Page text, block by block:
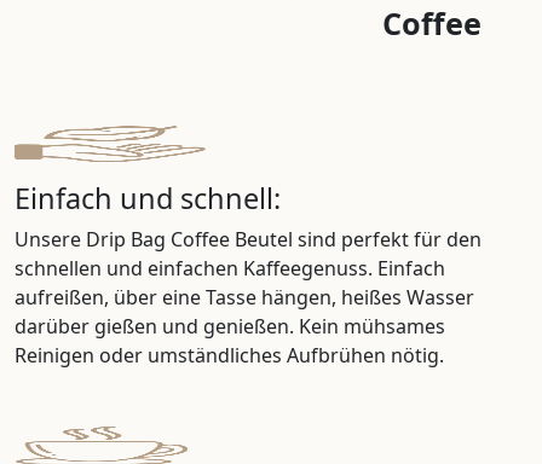
Coffee
Einfach und schnell:
Unsere Drip Bag Coffee Beutel sind perfekt für den
schnellen und einfachen Kaffeegenuss. Einfach
aufreißen, über eine Tasse hängen, heißes Wasser
darüber gießen und genießen. Kein mühsames
Reinigen oder umständliches Aufbrühen nötig.